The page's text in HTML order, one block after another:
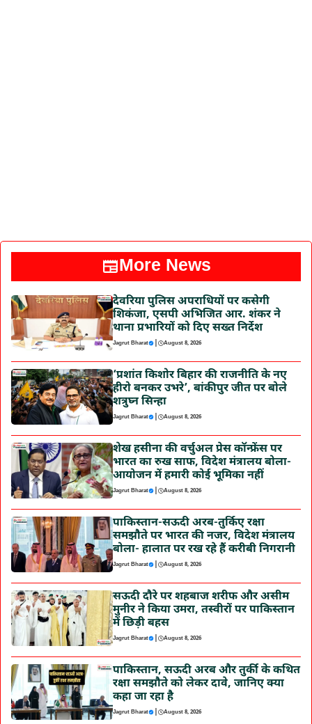
More News
देवरिया पुलिस अपराधियों पर कसेगी
शिकंजा, एसपी अभिजित आर. शंकर ने
थाना प्रभारियों को दिए सख्त निर्देश
Jagrut Bharat | August 8, 2026
‘प्रशांत किशोर बिहार की राजनीति के नए
हीरो बनकर उभरे’, बांकीपुर जीत पर बोले
शत्रुघ्न सिन्हा
Jagrut Bharat | August 8, 2026
शेख हसीना की वर्चुअल प्रेस कॉन्फ्रेंस पर
भारत का रुख साफ, विदेश मंत्रालय बोला-
आयोजन में हमारी कोई भूमिका नहीं
Jagrut Bharat | August 8, 2026
पाकिस्तान-सऊदी अरब-तुर्किए रक्षा
समझौते पर भारत की नजर, विदेश मंत्रालय
बोला- हालात पर रख रहे हैं करीबी निगरानी
Jagrut Bharat | August 8, 2026
सऊदी दौरे पर शहबाज शरीफ और असीम
मुनीर ने किया उमरा, तस्वीरों पर पाकिस्तान
में छिड़ी बहस
Jagrut Bharat | August 8, 2026
पाकिस्तान, सऊदी अरब और तुर्की के कथित
रक्षा समझौते को लेकर दावे, जानिए क्या
कहा जा रहा है
Jagrut Bharat | August 8, 2026